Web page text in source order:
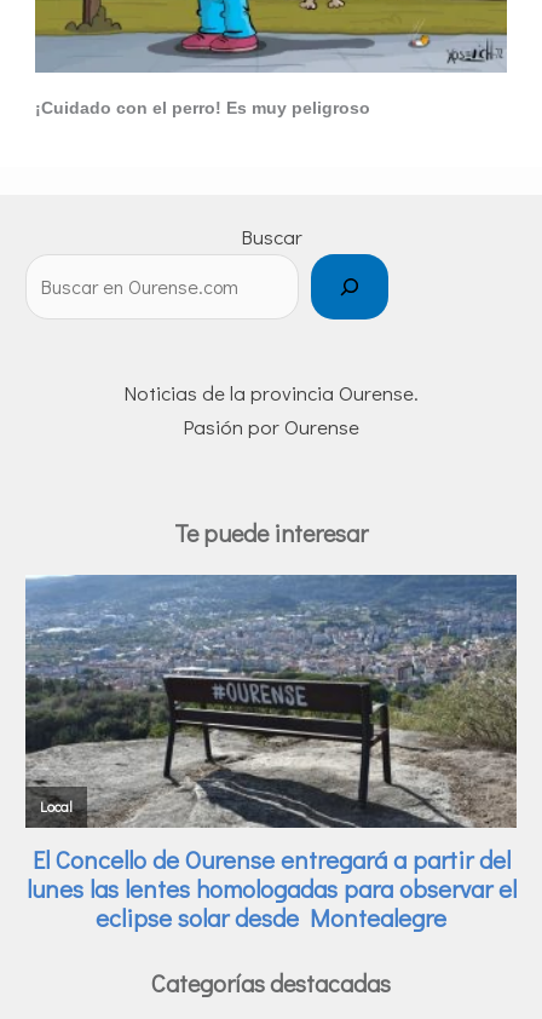
¡Cuidado con el perro! Es muy peligroso
Buscar
Noticias de la provincia Ourense.
Pasión por Ourense
Te puede interesar
Categorías destacadas